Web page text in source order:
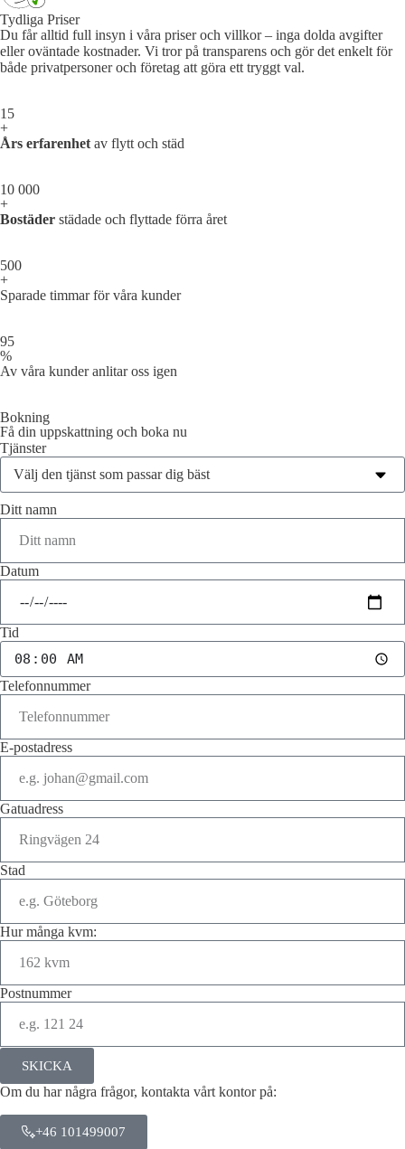
Tydliga Priser
Du får alltid full insyn i våra priser och villkor – inga dolda avgifter
eller oväntade kostnader. Vi tror på transparens och gör det enkelt för
både privatpersoner och företag att göra ett tryggt val.
15
+
Års erfarenhet av flytt och städ
10 000
+
Bostäder städade och flyttade förra året
500
+
Sparade timmar för våra kunder
95
%
Av våra kunder anlitar oss igen
Bokning
Få din uppskattning och boka nu
Tjänster
Ditt namn
Datum
Tid
Telefonnummer
E-postadress
Gatuadress
Stad
Hur många kvm:
Postnummer
SKICKA
Om du har några frågor, kontakta vårt kontor på:
+46 101499007